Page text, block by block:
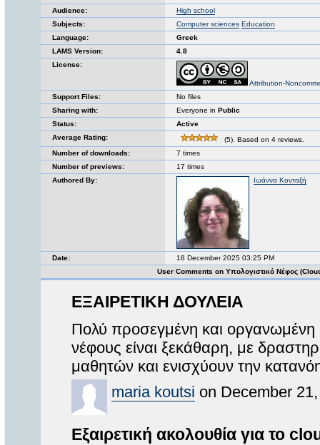
Audience:
High school
Subjects:
Computer sciences Education
Language:
Greek
LAMS Version:
4.8
License:
Attribution-
Support Files:
No files
Sharing with:
Everyone in Public
Status:
Active
Average Rating:
(5). Based on 4 reviews.
Number of downloads:
7 times
Number of previews:
17 times
Authored By:
Ιωάννα Κονταξή
Date:
18 December 2025 03:25 PM
User Comments on Υπολογιστικό Νέφος
ΕΞΑΙΡΕΤΙΚΗ ΔΟΥΛΕΙΑ
Πολύ προσεγμένη και οργανωμένη
νέφους είναι ξεκάθαρη, με
μαθητών και ενισχύουν την
maria koutsi on December
Εξαιρετική ακολουθία για το